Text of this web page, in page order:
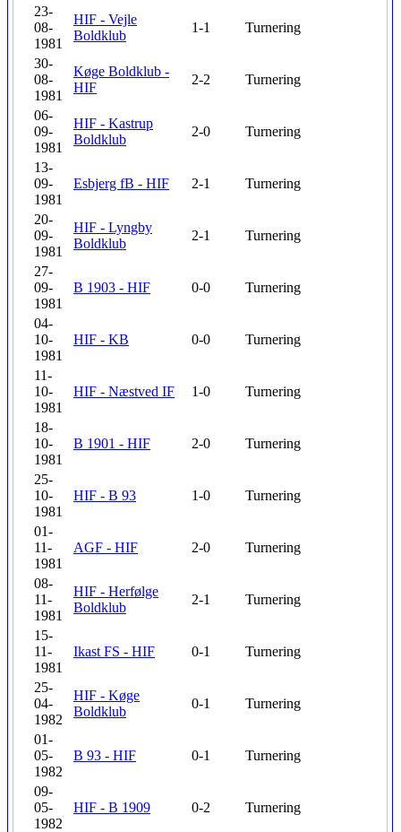
23-
08-
1981
HIF - Vejle
Boldklub
1-1 Turnering
30-
08-
1981
Køge Boldklub -
HIF
2-2 Turnering
06-
09-
1981
HIF - Kastrup
Boldklub
2-0 Turnering
13-
09-
1981
Esbjerg fB - HIF 2-1 Turnering
20-
09-
1981
HIF - Lyngby
Boldklub
2-1 Turnering
27-
09-
1981
B 1903 - HIF 0-0 Turnering
04-
10-
1981
HIF - KB 0-0 Turnering
11-
10-
1981
HIF - Næstved IF 1-0 Turnering
18-
10-
1981
B 1901 - HIF 2-0 Turnering
25-
10-
1981
HIF - B 93 1-0 Turnering
01-
11-
1981
AGF - HIF 2-0 Turnering
08-
11-
1981
HIF - Herfølge
Boldklub
2-1 Turnering
15-
11-
1981
Ikast FS - HIF 0-1 Turnering
25-
04-
1982
HIF - Køge
Boldklub
0-1 Turnering
01-
05-
1982
B 93 - HIF 0-1 Turnering
09-
05-
1982
HIF - B 1909 0-2 Turnering